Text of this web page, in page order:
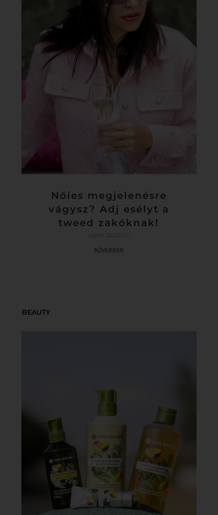
Nőies megjelenésre
vágysz? Adj esélyt a
tweed zakóknak!
szept 26, 2022
bővebben
BEAUTY